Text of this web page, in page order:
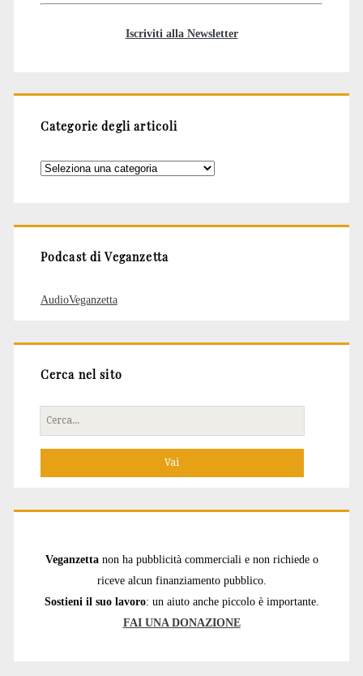
Iscriviti alla Newsletter
Categorie degli articoli
Categorie
Podcast di Veganzetta
AudioVeganzetta
Cerca nel sito
Cerca
per:
Veganzetta non ha pubblicità commerciali e non richiede o
riceve alcun finanziamento pubblico.
Sostieni il suo lavoro: un aiuto anche piccolo è importante.
FAI UNA DONAZIONE